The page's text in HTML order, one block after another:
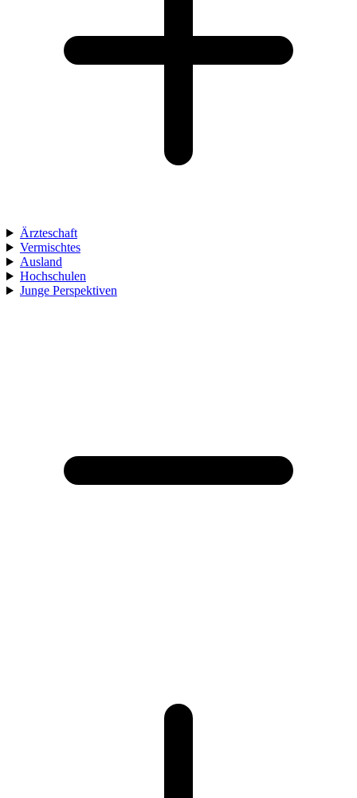
Ärzteschaft
Vermischtes
Ausland
Hochschulen
Junge Perspektiven